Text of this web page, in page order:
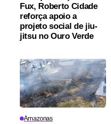
Fux, Roberto Cidade
reforça apoio a
projeto social de jiu-
jitsu no Ouro Verde
Amazonas